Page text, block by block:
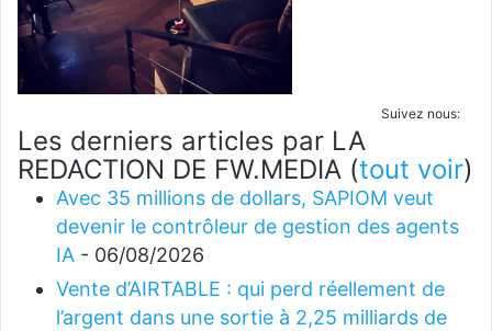
Suivez nous:
Les derniers articles par LA
REDACTION DE FW.MEDIA (tout voir)
Avec 35 millions de dollars, SAPIOM veut
devenir le contrôleur de gestion des agents
IA - 06/08/2026
Vente d’AIRTABLE : qui perd réellement de
l’argent dans une sortie à 2,25 milliards de